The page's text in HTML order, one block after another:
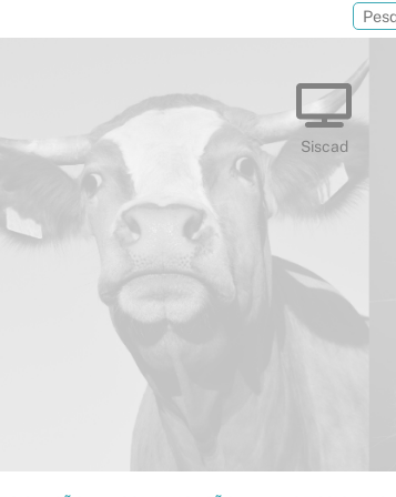
Siscad